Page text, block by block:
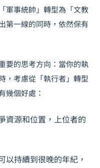
軍事統帥」轉型為「文教
第一線的同時，依然保有
要的思考方向：當你的執
，考慮從「執行者」轉型
幾個好處：
資源和位置，上位者的
以持續到很晚的年紀，